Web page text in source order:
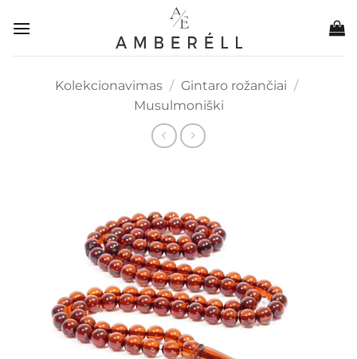
Kolekcionavimas / Gintaro rožančiai /
Musulmoniški